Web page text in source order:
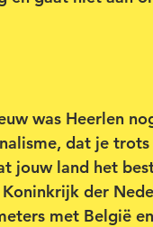
was Heerlen
dat je
jouw land het
der
met België